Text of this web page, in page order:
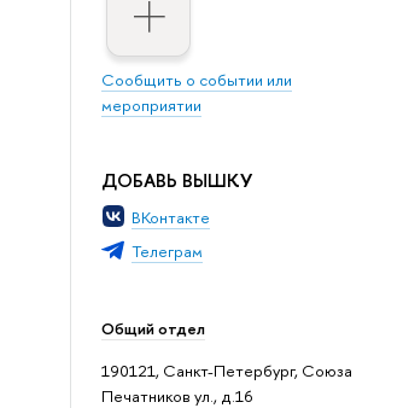
Сообщить о событии или
мероприятии
ДОБАВЬ ВЫШКУ
ВКонтакте
Телеграм
Общий отдел
190121, Санкт-Петербург, Союза
Печатников ул., д.16